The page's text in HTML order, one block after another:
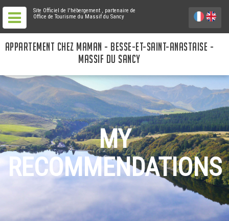
Site Officiel de l'hébergement , partenaire de
Office de Tourisme du Massif du Sancy
APPARTEMENT CHEZ MAMAN - BESSE-ET-SAINT-ANASTAISE -
MASSIF DU SANCY
MY
RECOMMENDATIONS